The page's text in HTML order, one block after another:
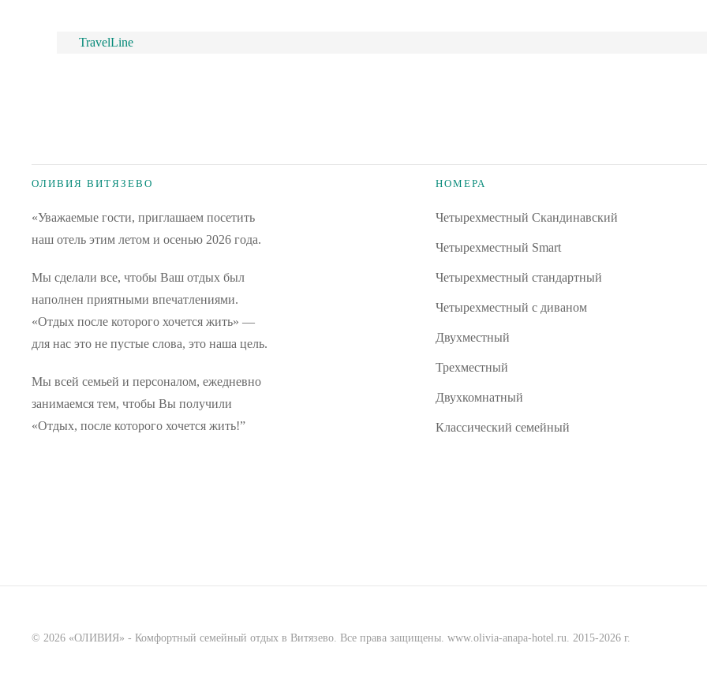
TravelLine
ОЛИВИЯ ВИТЯЗЕВО
«Уважаемые гости, приглашаем посетить
наш отель этим летом и осенью 2026 года.
Мы сделали все, чтобы Ваш отдых был
наполнен приятными впечатлениями.
«Отдых после которого хочется жить» —
для нас это не пустые слова, это наша цель.
Мы всей семьей и персоналом, ежедневно
занимаемся тем, чтобы Вы получили
«Отдых, после которого хочется жить!”
НОМЕРА
Четырехместный Скандинавский
Четырехместный Smart
Четырехместный стандартный
Четырехместный с диваном
Двухместный
Трехместный
Двухкомнатный
Классический семейный
© 2026 «ОЛИВИЯ» - Комфортный семейный отдых в Витязево. Все права защищены. www.olivia-anapa-hotel.ru. 2015-2026 г.